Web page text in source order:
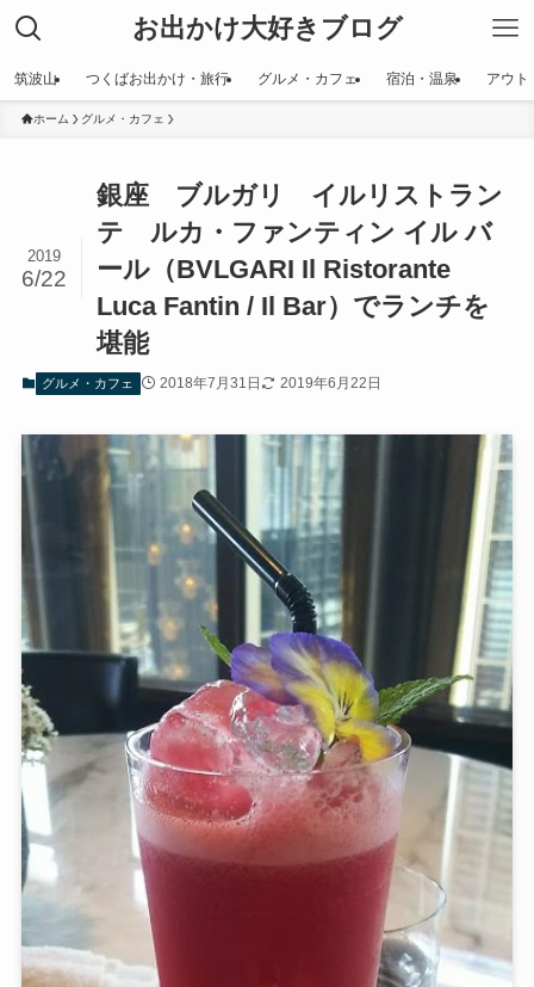
お出かけ大好きブログ
筑波山 つくばお出かけ・旅行 グルメ・カフェ 宿泊・温泉 アウト
ホーム グルメ・カフェ
銀座 ブルガリ イルリストラン
テ ルカ・ファンティン イル バ
ール（BVLGARI Il Ristorante
Luca Fantin / Il Bar）でランチを
堪能
2019
6/22
グルメ・カフェ 2018年7月31日 2019年6月22日